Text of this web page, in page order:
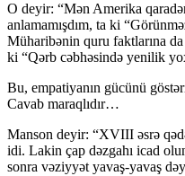
O deyir: “Mən Amerika
anlamamışdım, ta ki
Müharibənin quru faktlarına
ki “Qərb cəbhəsində yenilik
Bu, empatiyanın gücünü
Cavab maraqlıdır…
Manson deyir: “XVIII əsrə
idi. Lakin çap dəzgahı icad
sonra vəziyyət yavaş-yavaş